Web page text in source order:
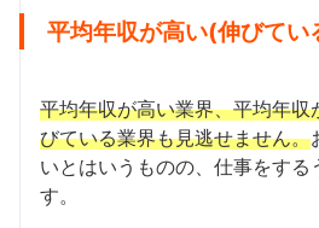
平均年収が高い(伸びてい
平均年収が高い業界、平均年収
びている業界も見逃せません。
いとはいうものの、仕事をする
す。